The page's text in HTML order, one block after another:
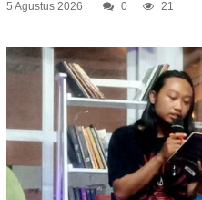
5 Agustus 2026 0 21